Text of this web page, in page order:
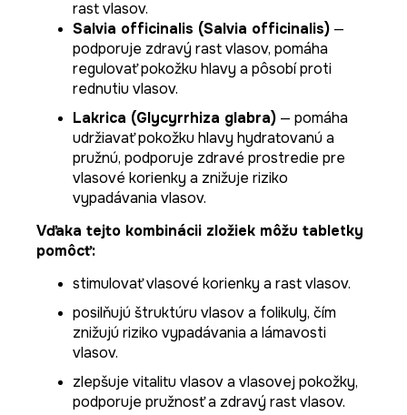
rast vlasov.
Salvia officinalis (Salvia officinalis) —
podporuje zdravý rast vlasov, pomáha
regulovať pokožku hlavy a pôsobí proti
rednutiu vlasov.
Lakrica (Glycyrrhiza glabra) — pomáha
udržiavať pokožku hlavy hydratovanú a
pružnú, podporuje zdravé prostredie pre
vlasové korienky a znižuje riziko
vypadávania vlasov.
Vďaka tejto kombinácii zložiek môžu tabletky
pomôcť:
stimulovať vlasové korienky a rast vlasov.
posilňujú štruktúru vlasov a folikuly, čím
znižujú riziko vypadávania a lámavosti
vlasov.
zlepšuje vitalitu vlasov a vlasovej pokožky,
podporuje pružnosť a zdravý rast vlasov.